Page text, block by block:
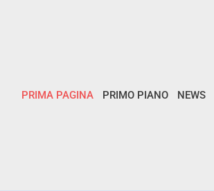
PRIMA PAGINA PRIMO PIANO NEWS